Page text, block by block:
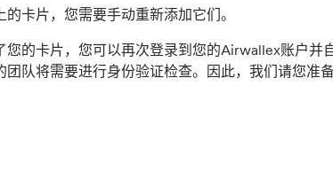
卡片，您需要手动重新添加它们。
的卡片，您可以再次登录到您的Airwallex账户并
队将需要进行身份验证检查。因此，我们请您准备